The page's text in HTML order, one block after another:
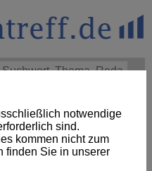
notwendige
sind.
kommen nicht zum
finden Sie in unserer
EPS of $1.60 beats by
$80M (SeekingAlpha)